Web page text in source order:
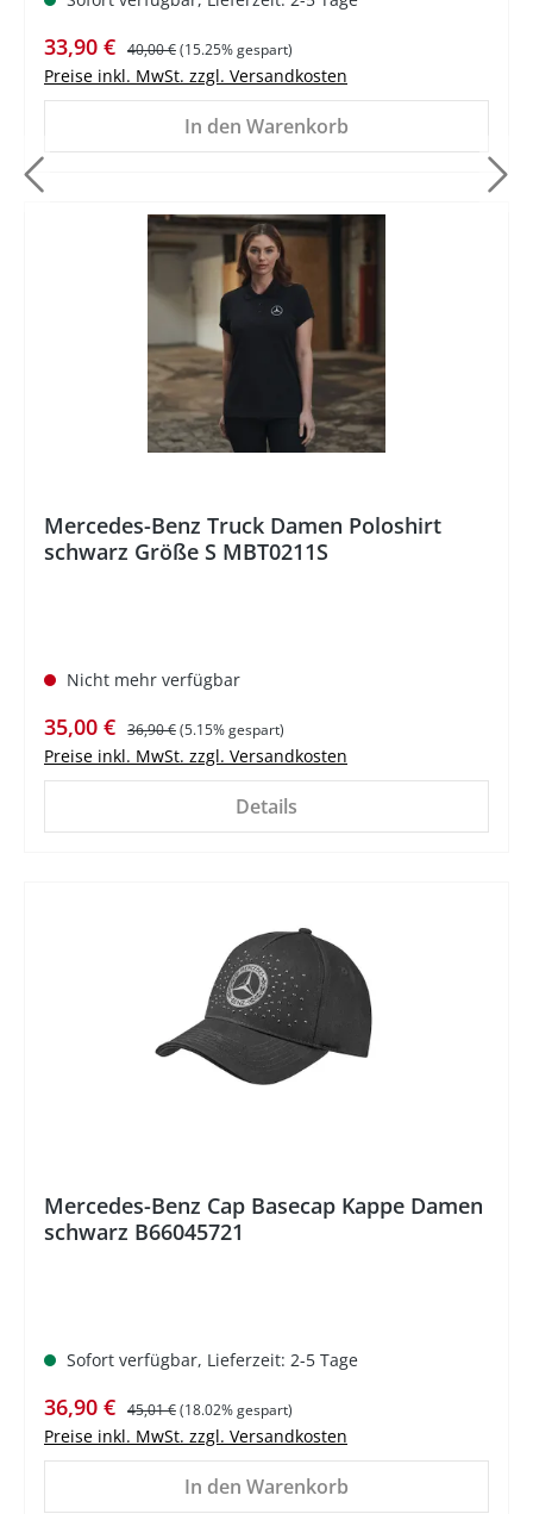
Verkaufspreis:
33,90 € Regulärer Preis:
40,00 €(15.25% gespart)
Preise inkl. MwSt. zzgl. Versandkosten
In den Warenkorb
Mercedes-Benz Truck Damen Poloshirt
schwarz Größe S MBT0211S
Nicht mehr verfügbar
Verkaufspreis:
35,00 € Regulärer Preis:
36,90 €(5.15% gespart)
Preise inkl. MwSt. zzgl. Versandkosten
Details
Mercedes-Benz Cap Basecap Kappe Damen
schwarz B66045721
Sofort verfügbar, Lieferzeit: 2-5 Tage
Verkaufspreis:
36,90 € Regulärer Preis:
45,01 €(18.02% gespart)
Preise inkl. MwSt. zzgl. Versandkosten
In den Warenkorb